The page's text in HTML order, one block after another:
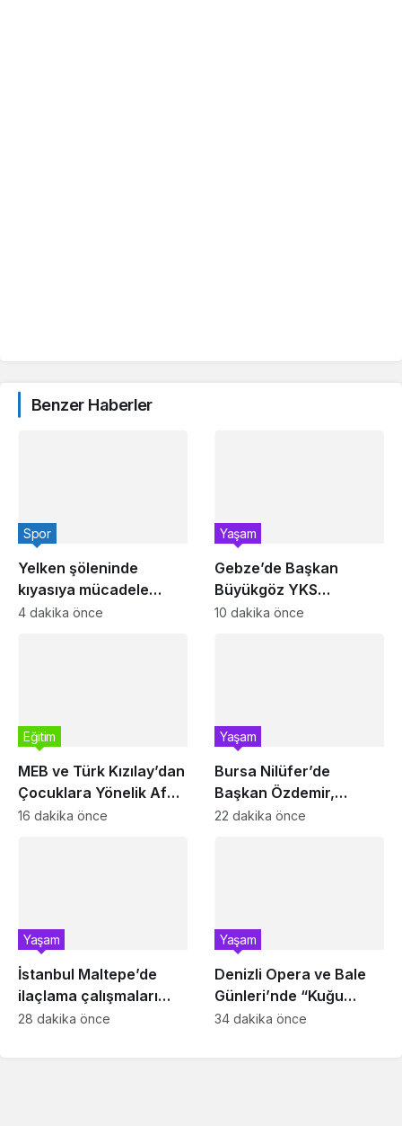
Benzer Haberler
Yelken şöleninde
kıyasıya mücadele
başlıyor
Spor
4 dakika önce
Gebze’de Başkan
Büyükgöz YKS
şampiyonlarını ağırladı
Yaşam
10 dakika önce
MEB ve Türk Kızılay’dan
Çocuklara Yönelik Afet
Farkındalık Çalıştayı
Eğitim
16 dakika önce
Bursa Nilüfer’de
Başkan Özdemir,
Esentepeliler’i dinledi
Yaşam
22 dakika önce
İstanbul Maltepe’de
ilaçlama çalışmaları
sürüyor
Yaşam
28 dakika önce
Denizli Opera ve Bale
Günleri’nde “Kuğu
Gölü” büyüsü
Yaşam
34 dakika önce